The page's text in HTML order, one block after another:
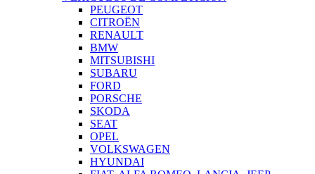
PEUGEOT
CITROËN
RENAULT
BMW
MITSUBISHI
SUBARU
FORD
PORSCHE
SKODA
SEAT
OPEL
VOLKSWAGEN
HYUNDAI